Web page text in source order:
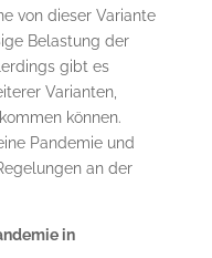
von dieser Variante
Belastung der
gibt es
Varianten,
können.
Pandemie und
an der
in